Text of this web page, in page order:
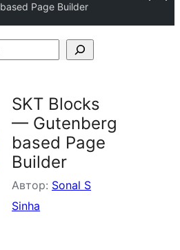
based Page Builder
SKT Blocks
— Gutenberg
based Page
Builder
Автор: Sonal S
Sinha